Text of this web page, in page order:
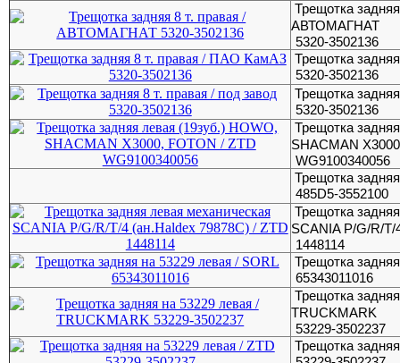
Трещотка
АВТОМАГНАТ
5320-3502136
Трещотка
5320-3502136
Трещотка
5320-3502136
Трещотка
SHACMAN
WG9100340056
Трещотка
485D5-3552100
Трещотка
SCANIA P/G/R/
1448114
Трещотка
65343011016
Трещотка
TRUCKMARK
53229-3502237
Трещотка